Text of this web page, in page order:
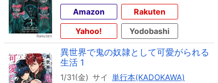
Amazon
Rakuten
Yahoo!
Yodobashi
異世界で鬼の奴隷として可愛がられる
生活 1
1/31(金) サイ 単行本(KADOKAWA)